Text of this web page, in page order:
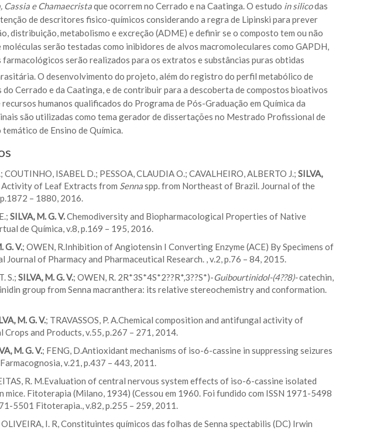
Cassia e Chamaecristaque ocorrem no Cerrado e na Caatinga. O estudo in silicodas
de descritores fisico-químicos considerando a regra de Lipinski para prever
distribuição, metabolismo e excreção (ADME) e definir se o composto tem ou não
serão testadas como inibidores de alvos macromoleculares como GAPDH,
serão realizados para os extratos e substâncias puras obtidas
O desenvolvimento do projeto, além do registro do perfil metabólico de
do Cerrado e da Caatinga, e de contribuir para a descoberta de compostos bioativos
humanos qualificados do Programa de Pós-Graduação em Química da
são utilizadas como tema gerador de dissertações no Mestrado Profissional de
de Ensino de Química.
COUTINHO, ISABEL D.; PESSOA, CLAUDIA O.; CAVALHEIRO, ALBERTO J.;SILVA,
of Leaf Extracts from Sennaspp. from Northeast of Brazil. Journal of the
– 1880, 2016.
SILVA, M. G. V.Chemodiversity and Biopharmacological Properties of Native
de Química, v.8, p.169 – 195, 2016.
G. V.; OWEN, R.Inhibition of Angiotensin I Converting Enzyme (ACE) By Specimens of
of Pharmacy and Pharmaceutical Research. , v.2, p.76 – 84, 2015.
S.;SILVA, M. G. V.; OWEN, R. 2R*3S*4S*2??R*,3??S*)-Guibourtinidol-(4??8)-catechin,
group from Senna macranthera: its relative stereochemistry and conformation.
M. G. V.; TRAVASSOS, P. A.Chemical composition and antifungal activity of
and Products, v.55, p.267 – 271, 2014.
M. G. V.; FENG, D.Antioxidant mechanisms of iso-6-cassine in suppressing seizures
v.21, p.437 – 443, 2011.
R. M.Evaluation of central nervous system effects of iso-6-cassine isolated
mice. Fitoterapia (Milano, 1934) (Cessou em 1960. Foi fundido com ISSN 1971-5498
5501 Fitoterapia., v.82, p.255 – 259, 2011.
OLIVEIRA, I. R, Constituintes químicos das folhas de Senna spectabilis (DC) Irwin